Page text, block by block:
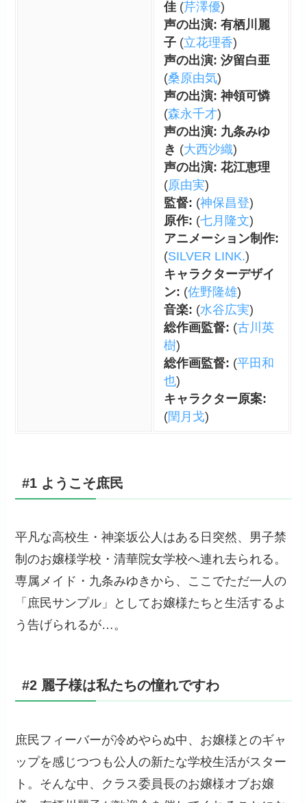
佳(芹澤優)
声の出演: 有栖川麗
子(立花理香)
声の出演: 汐留白亜
(桑原由気)
声の出演: 神領可憐
(森永千才)
声の出演: 九条みゆ
き (大西沙織)
声の出演: 花江恵理
(原由実)
監督: (神保昌登)
原作: (七月隆文)
アニメーション制作:
(SILVER LINK.)
キャラクターデザイ
ン: (佐野隆雄)
音楽: (水谷広実)
総作画監督: (古川英
樹)
総作画監督: (平田和
也)
キャラクター原案:
(閏月戈)
#1 ようこそ庶民
平凡な高校生・神楽坂公人はある日突然、男子禁
制のお嬢様学校・清華院女学校へ連れ去られる。
専属メイド・九条みゆきから、ここでただ一人の
「庶民サンプル」としてお嬢様たちと生活するよ
う告げられるが…。
#2 麗子様は私たちの憧れですわ
庶民フィーバーが冷めやらぬ中、お嬢様とのギャ
ップを感じつつも公人の新たな学校生活がスター
ト。そんな中、クラス委員長のお嬢様オブお嬢